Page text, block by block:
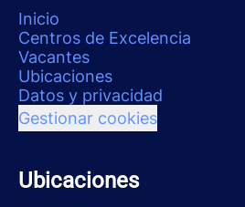
Inicio
Centros de Excelencia
Vacantes
Ubicaciones
Datos y privacidad
Gestionar cookies
Ubicaciones